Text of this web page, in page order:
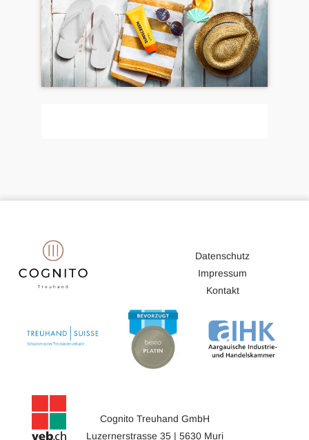
Datenschutz
Impressum
Kontakt
Cognito Treuhand GmbH
Luzernerstrasse 35 | 5630 Muri